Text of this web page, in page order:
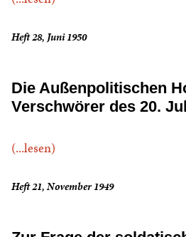
Heft 28, Juni 1950
Die Außenpolitischen
Verschwörer des 20.
(...lesen)
Heft 21, November 1949